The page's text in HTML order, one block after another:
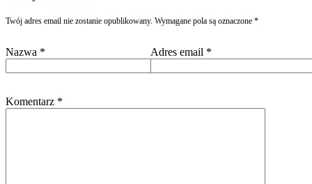
Twój adres email nie zostanie opublikowany. Wymagane pola są oznaczone *
Komentarz *
Nazwa * Adres email *